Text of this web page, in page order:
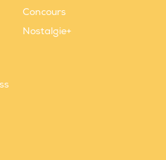
Concours
Nostalgie+